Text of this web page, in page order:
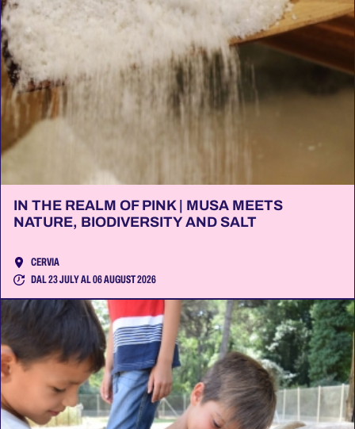
IN THE REALM OF PINK | MUSA MEETS
NATURE, BIODIVERSITY AND SALT
CERVIA
DAL 23 JULY AL 06 AUGUST 2026